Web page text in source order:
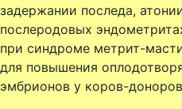
задержании последа,
послеродовых
при синдроме метрит-
для повышения
эмбрионов у коров-